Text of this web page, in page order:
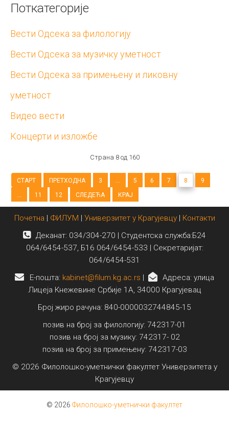
Поткатегорије
Вести Одсека за филологију
Вести Одсека за музичку уметност
Вести Одсека за примењену и ликовну
уметност
Видео вести
Концерти и изложбе
Страна 8 од 160
СТАРТ ПРЕТХОДНА 3 ... 5 6 7 8
9
...
11 12 СЛЕДЕЋА КРАЈ
Почетна | ФИЛУМ | Универзитет у Крагујевцу| Контакти
Деканат: 034/304-270 | Студентска служба:Б24
064/6454-537, Б16 064/6454-533 | Секретаријат:
064/6454-531
E-пошта: kabinet@filum.kg.ac.rs |
Адреса: улица
Лицеја Кнежевине Србије 1А, 34000 Крагујевац
Број жиро рачуна: 840-0000032744845-15
позив на број за филологију: 742317-01
позив на број за музику: 742317- 02
позив на број за примењену: 742317-03
© 2026 Филолошко-уметнички факултет Универзитета у
Крагујевцу
© 2026 Филолошко-уметнички факултет